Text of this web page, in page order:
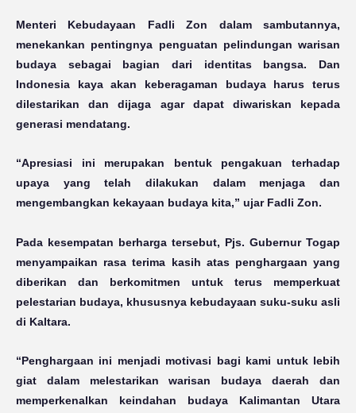
Menteri Kebudayaan Fadli Zon dalam sambutannya,
menekankan pentingnya penguatan pelindungan warisan
budaya sebagai bagian dari identitas bangsa. Dan
Indonesia kaya akan keberagaman budaya harus terus
dilestarikan dan dijaga agar dapat diwariskan kepada
generasi mendatang.
“Apresiasi ini merupakan bentuk pengakuan terhadap
upaya yang telah dilakukan dalam menjaga dan
mengembangkan kekayaan budaya kita,” ujar Fadli Zon.
Pada kesempatan berharga tersebut, Pjs. Gubernur Togap
menyampaikan rasa terima kasih atas penghargaan yang
diberikan dan berkomitmen untuk terus memperkuat
pelestarian budaya, khususnya kebudayaan suku-suku asli
di Kaltara.
“Penghargaan ini menjadi motivasi bagi kami untuk lebih
giat dalam melestarikan warisan budaya daerah dan
memperkenalkan keindahan budaya Kalimantan Utara